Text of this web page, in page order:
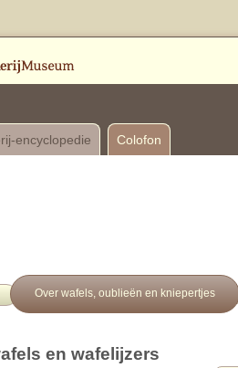
encyclopedie Colofon
Over wafels, oublieën en kniepertjes
en wafelijzers